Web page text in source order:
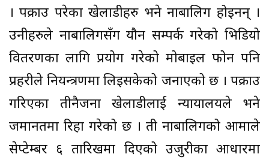
। पक्राउ परेका खेलाडीहरु भने नाबालिग होइनन् ।
उनीहरुले नाबालिगसँग यौन सम्पर्क गरेको भिडियो
वितरणका लागि प्रयोग गरेको मोबाइल फोन पनि
प्रहरीले नियन्त्रणमा लिइसकेको जनाएको छ । पक्राउ
गरिएका तीनैजना खेलाडीलाई न्यायालयले भने
जमानतमा रिहा गरेको छ । ती नाबालिगको आमाले
सेप्टेम्बर ६ तारिखमा दिएको उजुरीका आधारमा